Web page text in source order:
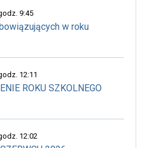
9:45
w roku
12:11
ROKU SZKOLNEGO
12:02